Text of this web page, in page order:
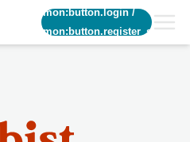
common:button.login/
common:button.register_short